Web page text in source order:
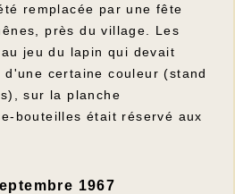
remplacée par une fête
près du village. Les
jeu du lapin qui devait
certaine couleur (stand
sur la planche
bouteilles était réservé aux
1967